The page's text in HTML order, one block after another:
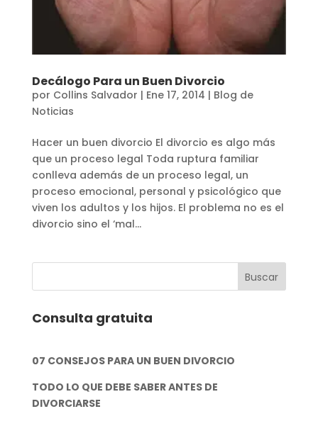
Decálogo Para un Buen Divorcio
por Collins Salvador | Ene 17, 2014 | Blog de
Noticias
Hacer un buen divorcio El divorcio es algo más
que un proceso legal Toda ruptura familiar
conlleva además de un proceso legal, un
proceso emocional, personal y psicológico que
viven los adultos y los hijos. El problema no es el
divorcio sino el ‘mal...
Consulta gratuita
07 CONSEJOS PARA UN BUEN DIVORCIO
TODO LO QUE DEBE SABER ANTES DE
DIVORCIARSE